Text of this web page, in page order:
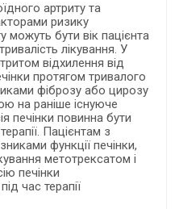
артриту та
ризику
можуть бути вік пацієнта
лікування. У
відхилення від
протягом тривалого
фіброзу або цирозу
на раніше існуюче
печінки повинна бути
Пацієнтам з
функції печінки,
метотрексатом і
печінки
час терапії